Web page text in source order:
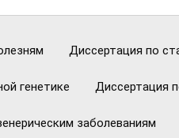
Диссертация по
генетике Диссертация
заболеваниям